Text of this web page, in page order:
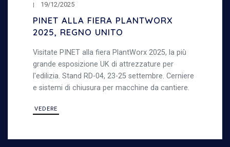
19/12/2025
PINET ALLA FIERA PLANTWORX
2025, REGNO UNITO
Visitate PINET alla fiera PlantWorx 2025, la più
grande esposizione UK di attrezzature per
l'edilizia. Stand RD-04, 23-25 settembre. Cerniere
e sistemi di chiusura per macchine da cantiere.
VEDERE